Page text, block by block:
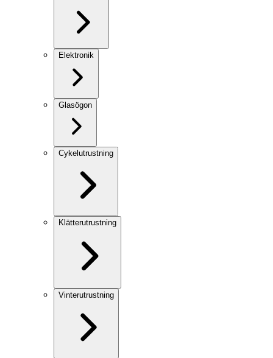
Elektronik
Glasögon
Cykelutrustning
Klätterutrustning
Vinterutrustning